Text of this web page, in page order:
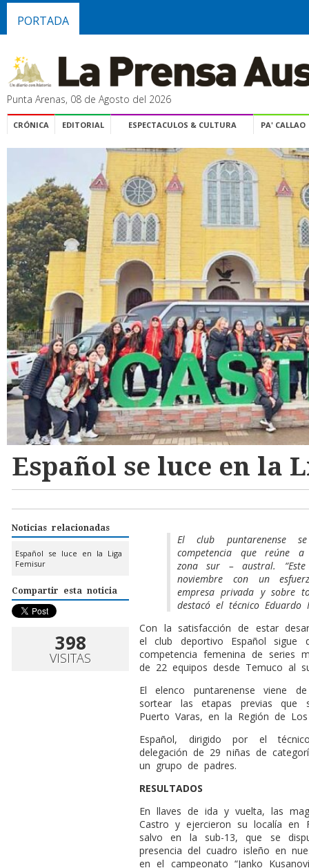
PORTADA
Punta Arenas, 08 de Agosto del 2026
CRÓNICA EDITORIAL ESPECTACULOS & CULTURA PA' CALLAO
Español se luce en la
Noticias relacionadas
Español se luce en la Liga
Femisur
Compartir esta noticia
398
VISITAS
El club puntarenense
competencia que reúne
zona sur – austral.
noviembre con un
empresa privada y sobre
destacó el técnico Eduardo
Con la satisfacción de estar
el club deportivo Español sigue
competencia femenina de series
de 22 equipos desde Temuco al
El elenco puntarenense viene
sortear las etapas previas que
Puerto Varas, en la Región de
Español, dirigido por el
delegación de 29 niñas de
un grupo de padres.
RESULTADOS
En llaves de ida y vuelta, las
Castro y ejercieron su localía en
salvo en la sub-13, que se
presencia del cuadro isleño en
en el campeonato “Janko